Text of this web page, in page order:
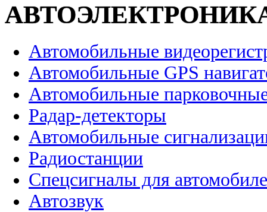
Автомобильные
Автомобильные GPS
Автомобильные
Радар-детекторы
Автомобильные
Радиостанции
Спецсигналы для
Автозвук